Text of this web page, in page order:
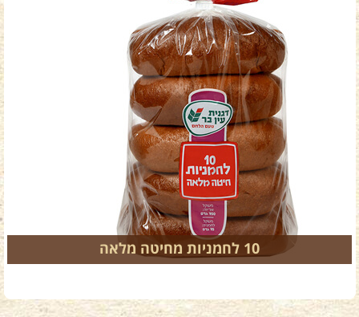
10 לחמניות מחיטה מלאה